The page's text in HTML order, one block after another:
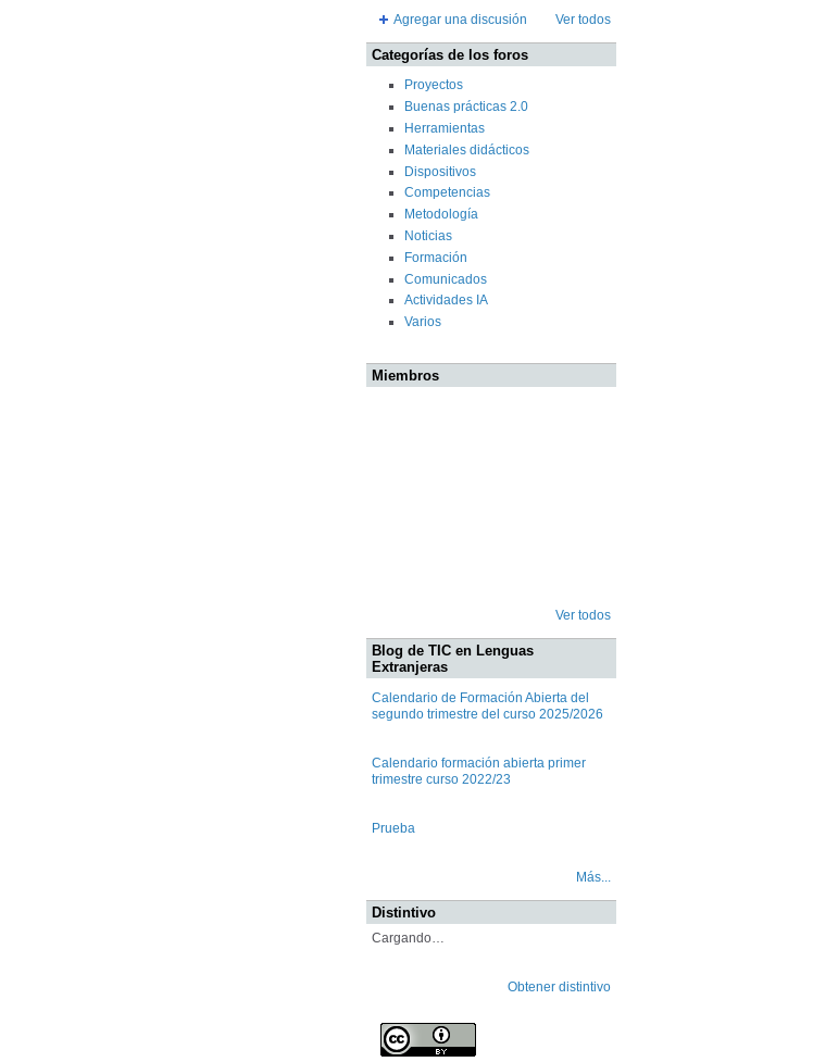
Agregar una discusión Ver todos
Categorías de los foros
Proyectos
Buenas prácticas 2.0
Herramientas
Materiales didácticos
Dispositivos
Competencias
Metodología
Noticias
Formación
Comunicados
Actividades IA
Varios
Miembros
Ver todos
Blog de TIC en Lenguas
Extranjeras
Calendario de Formación Abierta del
segundo trimestre del curso 2025/2026
Calendario formación abierta primer
trimestre curso 2022/23
Prueba
Más...
Distintivo
Cargando…
Obtener distintivo